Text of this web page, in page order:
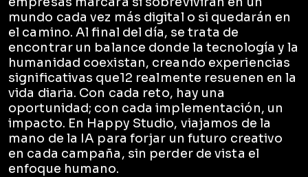
mundo cada vez más digital o si quedarán en
el camino. Al final del día, se trata de
encontrar un balance donde la tecnología y la
humanidad coexistan, creando experiencias
significativas que12 realmente resuenen en la
vida diaria. Con cada reto, hay una
oportunidad; con cada implementación, un
impacto. En Happy Studio, viajamos de la
mano de la IA para forjar un futuro creativo
en cada campaña, sin perder de vista el
enfoque humano.